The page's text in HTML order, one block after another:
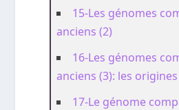
15-Les génomes
anciens (2)
16-Les génomes
anciens (3): les
17-Le génome